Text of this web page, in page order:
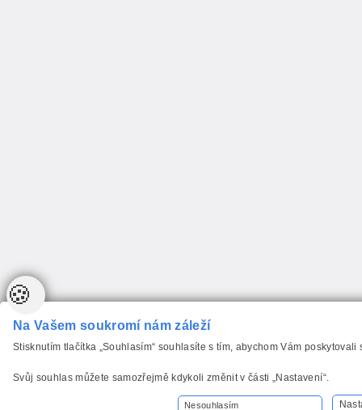
🍪
Na Vašem soukromí nám záleží
Stisknutím tlačítka „Souhlasím“ souhlasíte s tím, abychom Vám
Svůj souhlas můžete samozřejmě kdykoli změnit v části „Nastavení“.
Nesouhlasím